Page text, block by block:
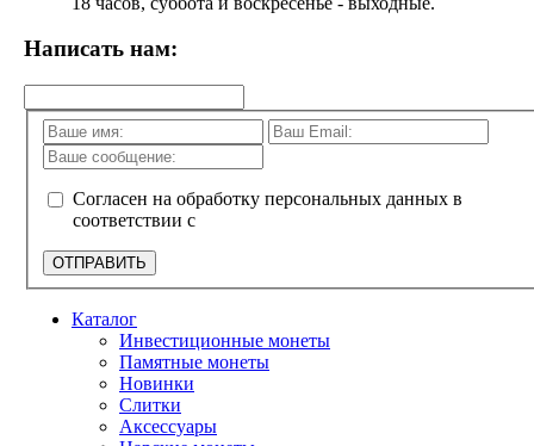
Написать нам:
Согласен на обработку персональных данных в
соответствии с
ОТПРАВИТЬ
Каталог
Инвестиционные монеты
Памятные монеты
Новинки
Слитки
Аксессуары